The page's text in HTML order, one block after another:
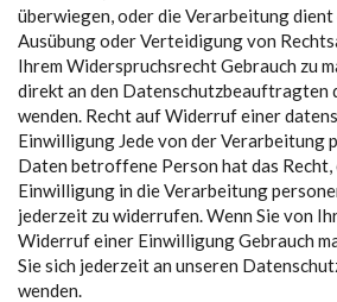
überwiegen, oder die Verarbeitung
Ausübung oder Verteidigung von
Ihrem Widerspruchsrecht Gebrauch zu
direkt an den Datenschutzbeauftragten
wenden. Recht auf Widerruf einer
Einwilligung Jede von der Verarbeitung
Daten betroffene Person hat das
Einwilligung in die Verarbeitung
jederzeit zu widerrufen. Wenn Sie von
Widerruf einer Einwilligung Gebrauch
Sie sich jederzeit an unseren
wenden.